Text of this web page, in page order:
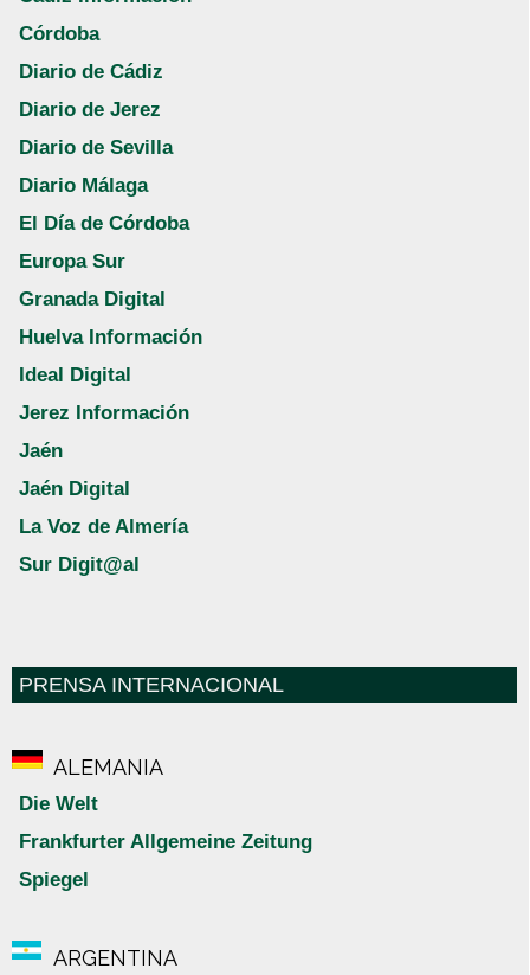
Córdoba
Diario de Cádiz
Diario de Jerez
Diario de Sevilla
Diario Málaga
El Día de Córdoba
Europa Sur
Granada Digital
Huelva Información
Ideal Digital
Jerez Información
Jaén
Jaén Digital
La Voz de Almería
Sur Digit@al
PRENSA INTERNACIONAL
ALEMANIA
Die Welt
Frankfurter Allgemeine Zeitung
Spiegel
ARGENTINA